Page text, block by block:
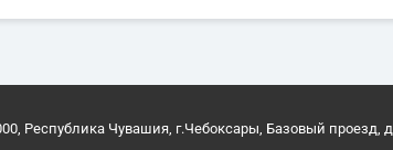
Республика Чувашия, г.Чебоксары, Базовый проезд,